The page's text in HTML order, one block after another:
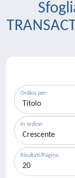
Ordina per:
In ordine:
Risultati/Pagina